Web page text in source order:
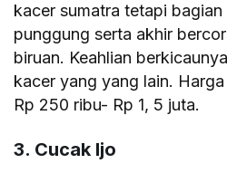
kacer sumatra tetapi bagian
punggung serta akhir
biruan. Keahlian
kacer yang yang lain.
Rp 250 ribu- Rp 1, 5 juta.
3. Cucak Ijo